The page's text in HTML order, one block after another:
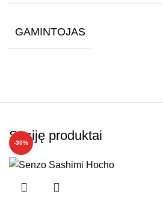
GAMINTOJAS
Susiję produktai
-30%